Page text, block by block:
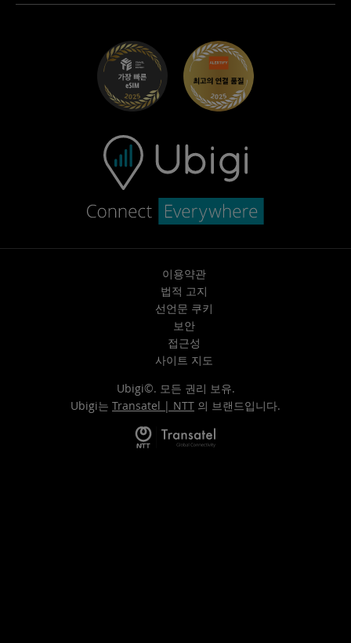
Maserati용 Ubigi
이용약관
법적 고지
선언문 쿠키
보안
접근성
사이트 지도
Ubigi©. 모든 권리 보유.
Ubigi는 Transatel | NTT 의 브랜드입니다.